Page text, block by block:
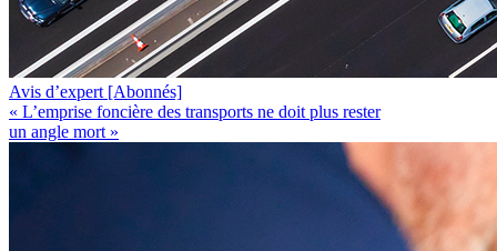
Avis d’expert [Abonnés]
« L’emprise foncière des transports ne doit plus rester
un angle mort »